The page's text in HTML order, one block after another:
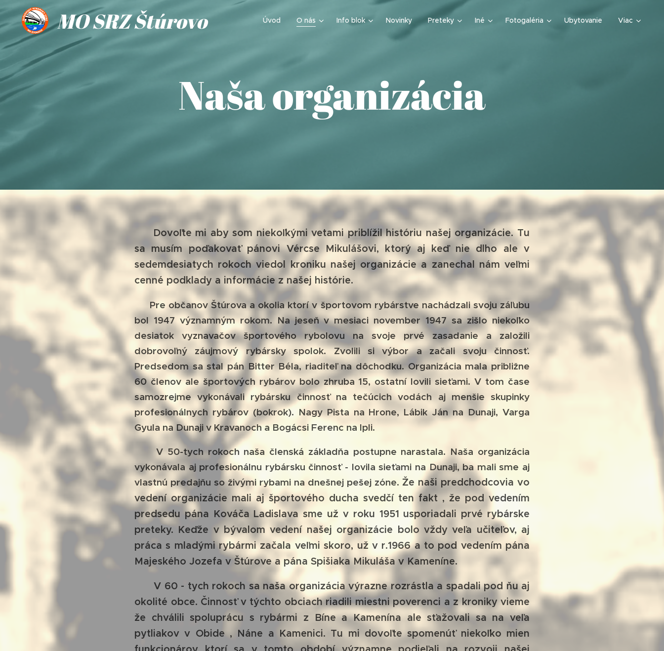
MO SRZ Štúrovo Úvod O nás Info blok Novinky Preteky Iné Fotogaléria Ubytovanie Viac
Naša organizácia
Dovoľte mi aby som niekoľkými vetami priblížil históriu našej organizácie. Tu
sa musím poďakovať pánovi Vércse Mikulášovi, ktorý aj keď nie dlho ale v
sedemdesiatych rokoch viedol kroniku našej organizácie a zanechal nám veľmi
cenné podklady a informácie z našej histórie.
Pre občanov Štúrova a okolia ktorí v športovom rybárstve nachádzali svoju záľubu
bol 1947 významným rokom. Na jeseň v mesiaci november 1947 sa zišlo niekoľko
desiatok vyznavačov športového rybolovu na svoje prvé zasadanie a založili
dobrovoľný záujmový rybársky spolok. Zvolili si výbor a začali svoju činnosť.
Predsedom sa stal pán Bitter Béla, riaditeľ na dôchodku. Organizácia mala približne
60 členov ale športových rybárov bolo zhruba 15, ostatní lovili sieťami. V tom čase
samozrejme vykonávali rybársku činnosť na tečúcich vodách aj menšie skupinky
profesionálnych rybárov (bokrok). Nagy Pista na Hrone, Lábik Ján na Dunaji, Varga
Gyula na Dunaji v Kravanoch a Bogácsi Ferenc na Ipli.
V 50-tych rokoch naša členská základňa postupne narastala. Naša organizácia
vykonávala aj profesionálnu rybársku činnosť - lovila sieťami na Dunaji, ba mali sme aj
vlastnú predajňu so živými rybami na dnešnej pešej zóne. Že naši predchodcovia vo
vedení organizácie mali aj športového ducha svedčí ten fakt , že pod vedením
predsedu pána Kováča Ladislava sme už v roku 1951 usporiadali prvé rybárske
preteky. Keďže v bývalom vedení našej organizácie bolo vždy veľa učiteľov, aj
práca s mladými rybármi začala veľmi skoro, už v r.1966 a to pod vedením pána
Majeského Jozefa v Štúrove a pána Spišiaka Mikuláša v Kameníne.
V 60 - tych rokoch sa naša organizácia výrazne rozrástla a spadali pod ňu aj
okolité obce. Činnosť v týchto obciach riadili miestni poverenci a z kroniky vieme
že chválili spoluprácu s rybármi z Bíne a Kamenína ale sťažovali sa na veľa
pytliakov v Obide , Náne a Kamenici. Tu mi dovoľte spomenúť niekoľko mien